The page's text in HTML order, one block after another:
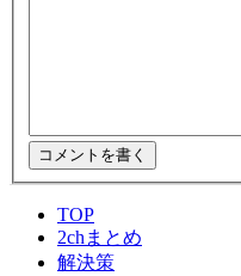
TOP
2chまとめ
解決策